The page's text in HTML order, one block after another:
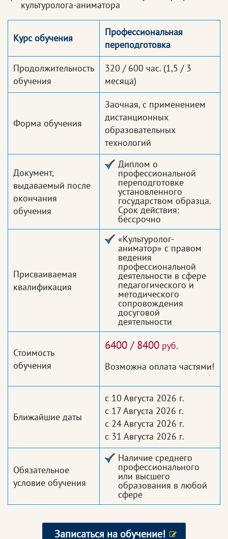
культуролога-аниматора
Курс обучения
Профессиональная
переподготовка
Продолжительность
обучения
320 / 600 час. (1,5 / 3
месяца)
Форма обучения
Заочная, с применением
дистанционных
образовательных
технологий
Документ,
выдаваемый после
окончания
обучения
Диплом о
профессиональной
переподготовке
установленного
государством образца.
Срок действия:
бессрочно
Присваиваемая
квалификация
«Культуролог-
аниматор» с правом
ведения
профессиональной
деятельности в сфере
педагогического и
методического
сопровождения
досуговой
деятельности
Стоимость
обучения
6400 / 8400 руб.
Возможна оплата частями!
Ближайшие даты
с 10 Августа 2026 г.
с 17 Августа 2026 г.
с 24 Августа 2026 г.
с 31 Августа 2026 г.
Обязательное
условие обучения
Наличие среднего
профессионального
или высшего
образования в любой
сфере
Записаться на обучение!